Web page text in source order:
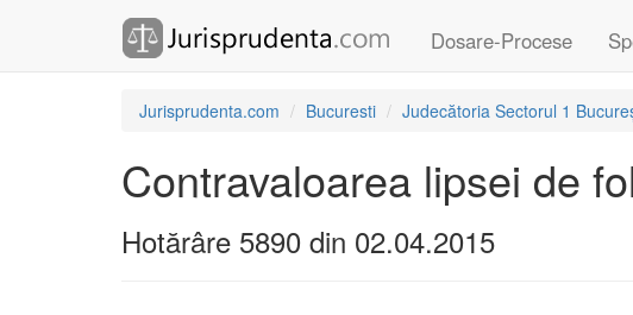
Dosare-Procese
Jurisprudenta.com Bucuresti Judecătoria Sectorul 1
Contravaloarea lipsei de
Hotărâre 5890 din 02.04.2015